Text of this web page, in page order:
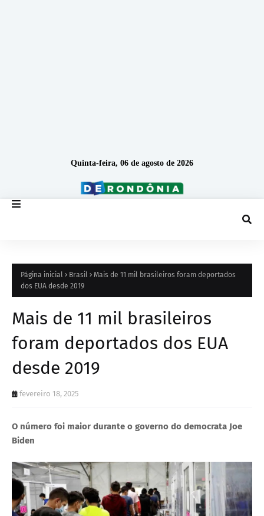
Quinta-feira, 06 de agosto de 2026
Página inicial Brasil
Mais de 11 mil brasileiros foram deportados
dos EUA desde 2019
Mais de 11 mil brasileiros
foram deportados dos EUA
desde 2019
fevereiro 18, 2025
O número foi maior durante o governo do democrata Joe
Biden